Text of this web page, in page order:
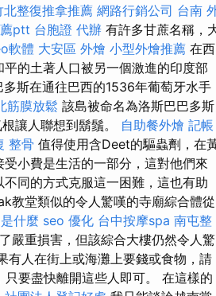
北整復推拿推薦 網路行銷公司 台南
ptt 台胞證 代辦 有許多甘蔗名稱，
軟體 大安區 外燴 小型外燴推薦 在西
的土著人口被另一個激進的印度部
多斯在通往巴西的1536年葡萄牙水手
筋膜放鬆 該島被命名為洛斯巴巴多斯
讓人聯想到鬍鬚。 自助餐外燴 記帳
整骨 值得使用含Deet的驅蟲劑，在
小費是生活的一部分，這對他們來
同的方式克服這一困難，這也有助
教堂類似的令人驚嘆的寺廟綜合體從
什麼 seo 優化 台中按摩spa 南屯整
嚴重損害，但該綜合大樓仍然令人驚
有人在街上或海灘上要錢或食物，請
要盡快離開這些人即可。 在這樣的